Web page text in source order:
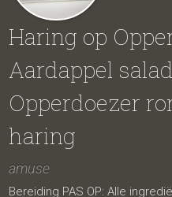
Haring op
Aardappel
Opperdoezer
haring
amuse
Bereiding PAS OP: Alle